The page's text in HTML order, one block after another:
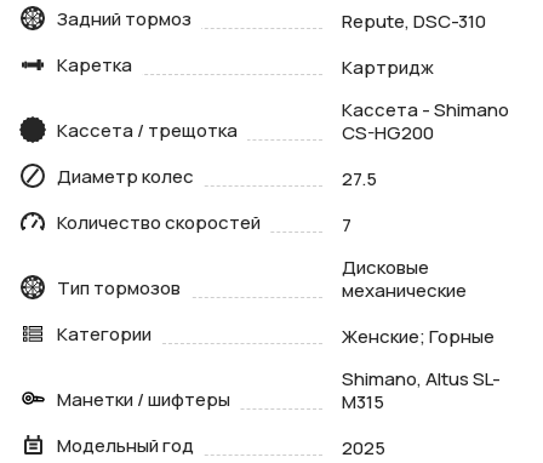
Задний тормоз
Repute, DSC-310
Каретка
Картридж
Кассета / трещотка
Кассета - Shimano
CS-HG200
Диаметр колес
27.5
Количество скоростей
7
Тип тормозов
Дисковые
механические
Категории
Женские; Горные
Манетки / шифтеры
Shimano, Altus SL-
M315
Модельный год
2025